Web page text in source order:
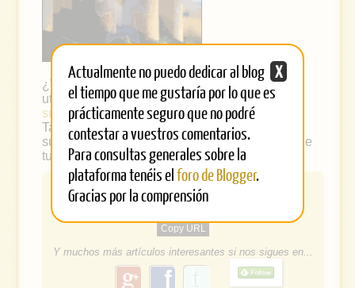
¿Vemos otro post al azar por si le encuentras
utilidad o quizás prefieres ser más metódico y
suscribirte a nuestras entradas por correo
También puedes
imprimir este artículo
supuesto compartirlo en redes sociales si fue de
tu agrado.
COMPARTIR
Copy URL
Y muchos más artículos interesantes si nos sigues en...
g f
X
Actualmente no puedo dedicar al blog
el tiempo que me gustaría por lo que es
prácticamente seguro que no podré
contestar a vuestros comentarios.
Para consultas generales sobre la
plataforma tenéis elforo de Blogger.
Gracias por la comprensión